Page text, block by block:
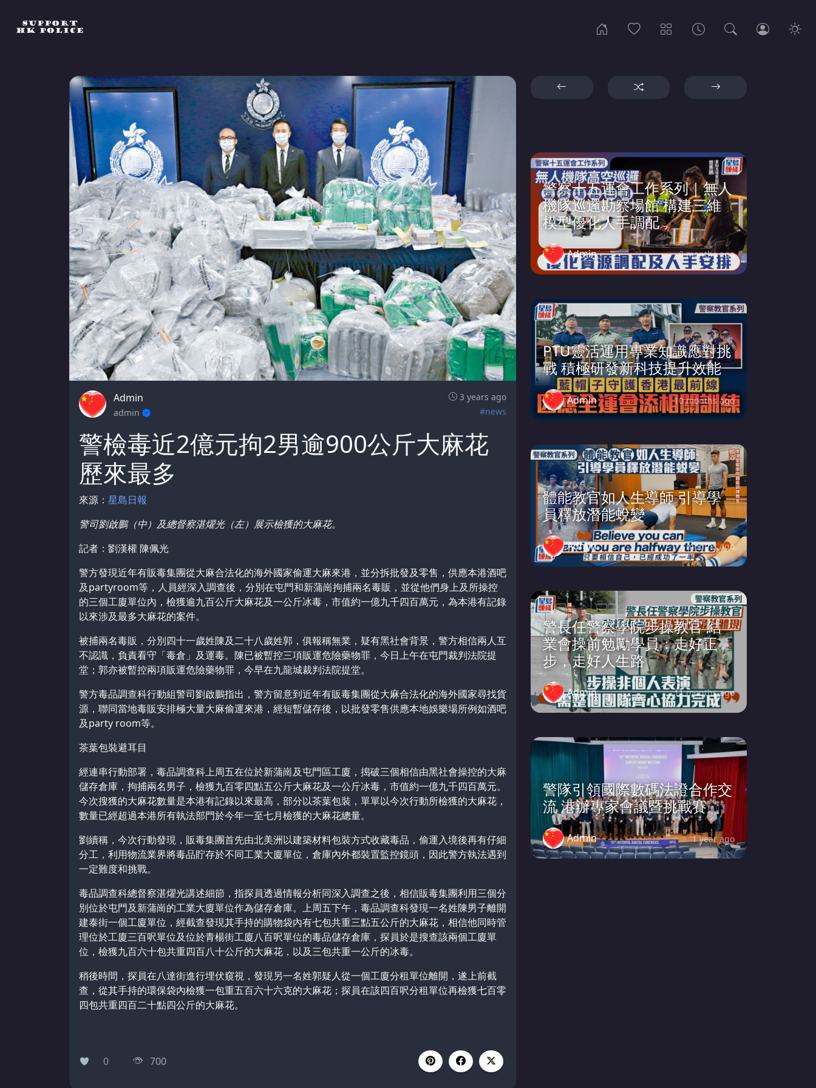
Admin
3 years ago
admin
#news
警檢毒近2億元拘2男逾900公斤大麻花
歷來最多
來源： 星島日報
警司劉啟鵬（中）及總督察湛燿光（左）展示檢獲的大麻花。
記者：劉漢權 陳佩光
警方發現近年有販毒集團從大麻合法化的海外國家偷運大麻來港，並分拆批發及零售，供應本港酒吧
及partyroom等，人員經深入調查後，分別在屯門和新蒲崗拘捕兩名毒販，並從他們身上及所操控
的三個工廈單位內，檢獲逾九百公斤大麻花及一公斤冰毒，市值約一億九千四百萬元，為本港有記錄
以來涉及最多大麻花的案件。
被捕兩名毒販，分別四十一歲姓陳及二十八歲姓郭，俱報稱無業，疑有黑社會背景，警方相信兩人互
不認識，負責看守「毒倉」及運毒。陳已被暫控三項販運危險藥物罪，今日上午在屯門裁判法院提
堂；郭亦被暫控兩項販運危險藥物罪，今早在九龍城裁判法院提堂。
警方毒品調查科行動組警司劉啟鵬指出，警方留意到近年有販毒集團從大麻合法化的海外國家尋找貨
源，聯同當地毒販安排極大量大麻偷運來港，經短暫儲存後，以批發零售供應本地娛樂場所例如酒吧
及party room等。
茶葉包裝避耳目
經連串行動部署，毒品調查科上周五在位於新蒲崗及屯門區工廈，搗破三個相信由黑社會操控的大麻
儲存倉庫，拘捕兩名男子，檢獲九百零四點五公斤大麻花及一公斤冰毒，市值約一億九千四百萬元。
今次搜獲的大麻花數量是本港有記錄以來最高，部分以茶葉包裝，單單以今次行動所檢獲的大麻花，
數量已經超過本港所有執法部門於今年一至七月檢獲的大麻花總量。
劉續稱，今次行動發現，販毒集團首先由北美洲以建築材料包裝方式收藏毒品，偷運入境後再有仔細
分工，利用物流業界將毒品貯存於不同工業大廈單位，倉庫內外都裝置監控鏡頭，因此警方執法遇到
一定難度和挑戰。
毒品調查科總督察湛燿光講述細節，指探員透過情報分析同深入調查之後，相信販毒集團利用三個分
別位於屯門及新蒲崗的工業大廈單位作為儲存倉庫。上周五下午，毒品調查科發現一名姓陳男子離開
建泰街一個工廈單位，經截查發現其手持的購物袋內有七包共重三點五公斤的大麻花，相信他同時管
理位於工廈三百呎單位及位於青楊街工廈八百呎單位的毒品儲存倉庫，探員於是搜查該兩個工廈單
位，檢獲九百六十包共重四百八十公斤的大麻花，以及三包共重一公斤的冰毒。
稍後時間，探員在八達街進行埋伏窺視，發現另一名姓郭疑人從一個工廈分租單位離開，遂上前截
查，從其手持的環保袋內檢獲一包重五百六十六克的大麻花；探員在該四百呎分租單位再檢獲七百零
四包共重四百二十點四公斤的大麻花。
0 700
警察十五運會工作系列｜無人
機隊巡邏勘察場館 構建三維
模型優化人手調配
Admin 8 months ago
PTU靈活運用專業知識應對挑
戰 積極研發新科技提升效能
Admin 10 months ago
體能教官如人生導師 引導學
員釋放潛能蛻變
Admin 11 months ago
警長任警察學院步操教官 結
業會操前勉勵學員：走好正
步，走好人生路
Admin 11 months ago
警隊引領國際數碼法證合作交
流 港辦專家會議暨挑戰賽
Admin 1 year ago